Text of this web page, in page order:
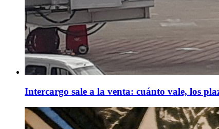
Intercargo sale a la venta: cuánto vale, los